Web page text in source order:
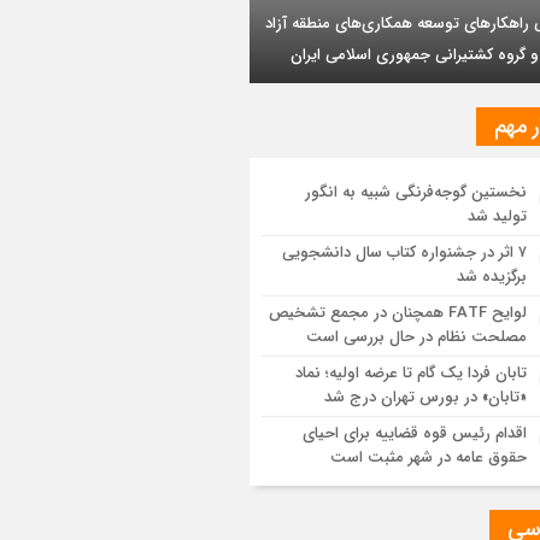
تبریز در مسیر تحقق صنعت سبز
نفت رسیده است
اولیه تابان فردا (بزرگترین عرضه اولیه
بورس) از نگاهی دیگر
موانع صادرات برق
بر تداوم حمایت از فاز دوم توسعه میدان
مهم
نخستین گوجه‌فرنگی شبیه به انگور
تولید شد
۷ اثر در جشنواره کتاب سال دانشجویی
برگزیده شد
لوایح FATF همچنان در مجمع تشخیص
مصلحت نظام در حال بررسی است
تابان فردا یک گام تا عرضه اولیه؛ نماد
«تابان» در بورس تهران درج شد
اقدام رئیس قوه قضاییه برای احیای
حقوق عامه در شهر مثبت است